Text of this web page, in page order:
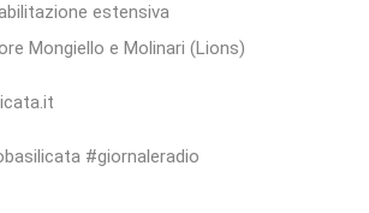
estensiva
Mongiello e Molinari (Lions)
#giornaleradio